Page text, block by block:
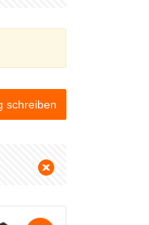
schreiben